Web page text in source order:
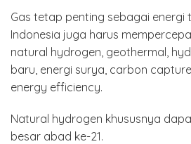
Gas tetap penting sebagai energi
Indonesia juga harus
natural hydrogen, geothermal,
baru, energi surya, carbon
energy efficiency.
Natural hydrogen khususnya
besar abad ke-21.